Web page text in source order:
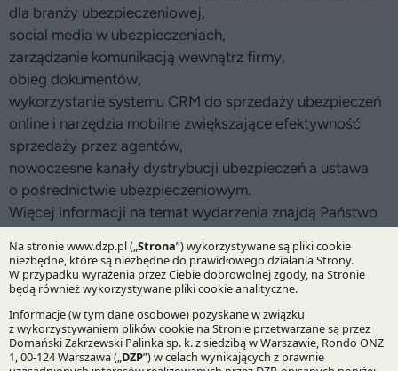
26.09.2013
dla branży ubezpieczeniowej,
social media w ubezpieczeniach,
zarządzanie komunikacją wewnątrz firmy,
obieg dokumentów,
wykorzystanie systemu CRM do sprzedaży ubezpieczeń
online i narzędzia mobilne zwiększające efektywność
sprzedaży przez agentów,
nowoczesne kanały dystrybucji ubezpieczeń a ustawa
o pośrednictwie ubezpieczeniowym.
Więcej informacji na temat wydarzenia znajdą Państwo